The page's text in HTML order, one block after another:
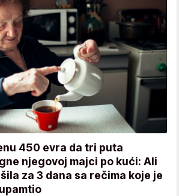
450 evra da tri puta
njegovoj majci po kući: Ali
za 3 dana sa rečima koje je